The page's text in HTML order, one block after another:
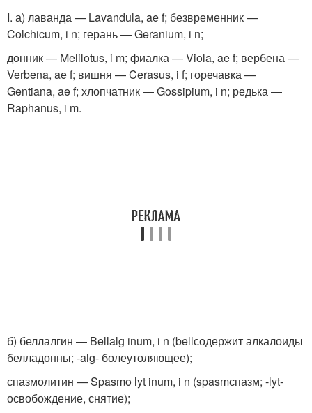
I. а) лаванда — Lavandula, ae f; безвременник —
Colchicum, i n; герань — Geranium, i n;
донник — Melilotus, i m; фиалка — Viola, ae f; вербена —
Verbena, ae f; вишня — Cerasus, i f; горечавка —
Gentiana, ae f; хлопчатник — Gossipium, i n; редька —
Raphanus, i m.
б) беллалгин — Bellalg inum, i n (bellсодержит алкалоиды
белладонны; -alg- болеутоляющее);
спазмолитин — Spasmo lyt inum, i n (spasmспазм; -lyt-
освобождение, снятие);